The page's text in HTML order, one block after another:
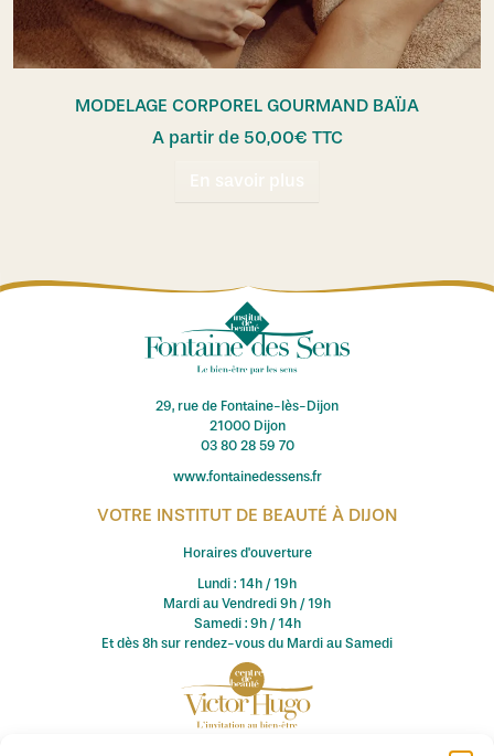
MODELAGE CORPOREL GOURMAND BAÏJA
A partir de 50,00€ TTC
En savoir plus
29, rue de Fontaine-lès-Dijon
21000 Dijon
03 80 28 59 70
www.fontainedessens.fr
VOTRE INSTITUT DE BEAUTÉ À DIJON
Horaires d'ouverture
Lundi : 14h / 19h
Mardi au Vendredi 9h / 19h
Samedi : 9h / 14h
Et dès 8h sur rendez-vous du Mardi au Samedi